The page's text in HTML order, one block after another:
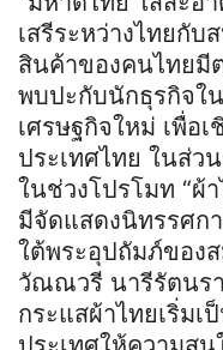
เสรีระหว่างไทยกับ
สินค้าของคนไทยมี
พบปะกับนักธุรกิจใ
เศรษฐกิจใหม่ เพื่อ
ประเทศไทย ในส่
ในช่วงโปรโมท “ผ้
มีจัดแสดงนิทรรศก
ใต้พระอุปถัมภ์ของส
วัณณวรี นารีรัตนร
กระแสผ้าไทยเริ่ม